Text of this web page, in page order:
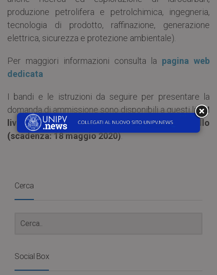
produzione petrolifera e petrolchimica, ingegneria,
tecnologia di prodotto, raffinazione, generazione
elettrica, sicurezza e protezione ambientale).
Per maggiori informazioni consulta la pagina web
dedicata
I bandi e le istruzioni da seguire per presentare la
domanda di ammissione sono disponibili a questi link:I
livello (scadenza: 4 maggio 2020), II livello
(scadenza: 18 maggio 2020).
Cerca
Social Box